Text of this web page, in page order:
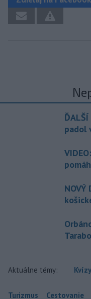
ĎALŠÍ
padol
Aktuálne témy: Kvízy
Turizmus Cestovanie